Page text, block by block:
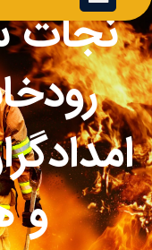
نجات
و